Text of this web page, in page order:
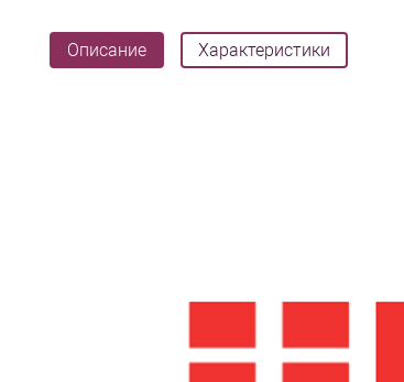
Описание Характеристики